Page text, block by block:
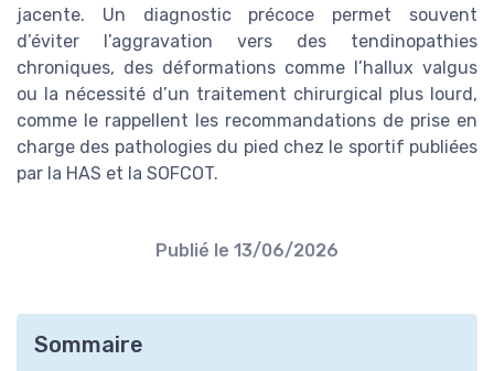
jacente. Un diagnostic précoce permet souvent
d’éviter l’aggravation vers des tendinopathies
chroniques, des déformations comme l’hallux valgus
ou la nécessité d’un traitement chirurgical plus lourd,
comme le rappellent les recommandations de prise en
charge des pathologies du pied chez le sportif publiées
par la HAS et la SOFCOT.
Publié le 13/06/2026
Sommaire